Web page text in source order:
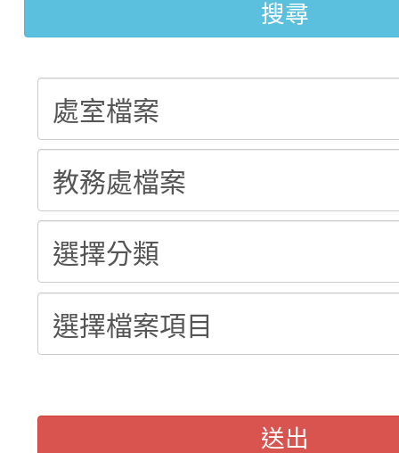
轉知臺中市政府政風處
城市手牽手，綠能透明
畫影片一案
轉知：「115學年度全
劇比賽實施要點」及修
表
轉知：桃園市115年度
敬師藝文競賽』實施計
【甄選結果(第11招)】
學年度第1學期第7次代
結果(第11招)
【甄選結果(第3招)】
學年度第1學期第9次代
結果(第3招)
搜尋
送出